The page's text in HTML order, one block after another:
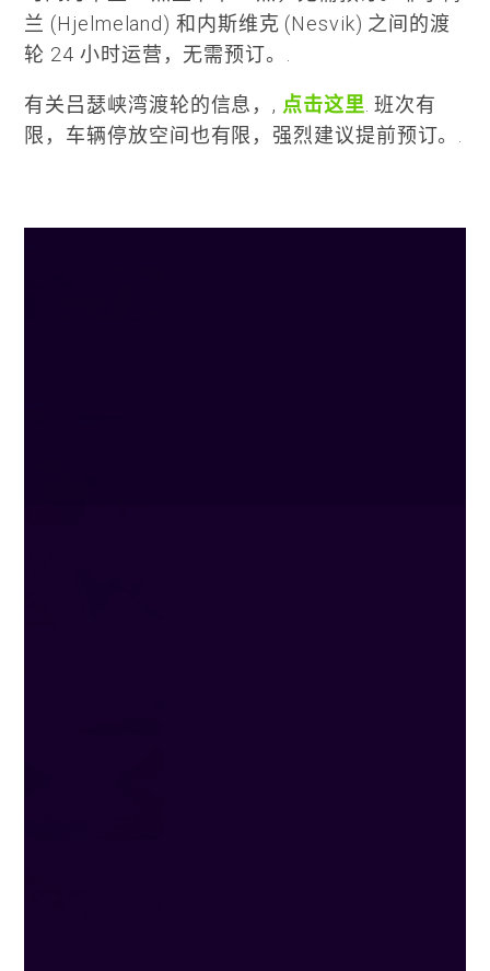
兰 (Hjelmeland) 和内斯维克 (Nesvik) 之间的渡
轮 24 小时运营，无需预订。.
有关吕瑟峡湾渡轮的信息，, 点击这里 . 班次有
限，车辆停放空间也有限，强烈建议提前预订。.